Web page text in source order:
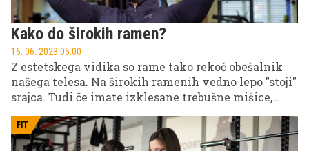
Kako do širokih ramen?
16. 06. 2023 05.00
Z estetskega vidika so rame tako rekoč obešalnik
našega telesa. Na širokih ramenih vedno lepo "stoji"
srajca. Tudi če imate izklesane trebušne mišice,
vam bodo široka oz. lepo oblikovana ramena
naredila večjo uslugo pri prvem vtisu – predvsem
pri nežnejšem spolu.
FIT